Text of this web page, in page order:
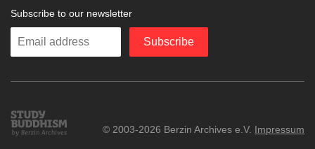
Subscribe to our newsletter
Enter
Subscribe
Study
Buddhism
© 2003-2026 Berzin Archives e.V. Impressum